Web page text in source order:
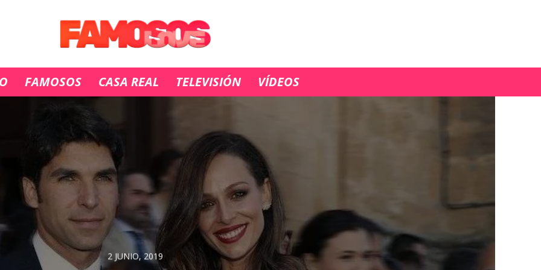
FAMOSOS CASA REAL TELEVISIÓN VÍDEOS
2 JUNIO, 2019